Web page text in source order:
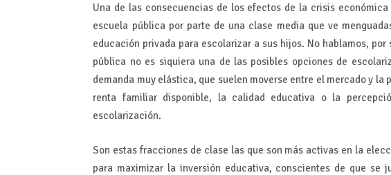
Una de las consecuencias de los efectos de la crisis
escuela pública por parte de una clase media que ve
educación privada para escolarizar a sus hijos. No hablamos,
pública no es siquiera una de las posibles opciones de
demanda muy elástica, que suelen moverse entre el mercado y
renta familiar disponible, la calidad educativa o la
escolarización.
Son estas fracciones de clase las que son más activas en la
para maximizar la inversión educativa, conscientes de que se